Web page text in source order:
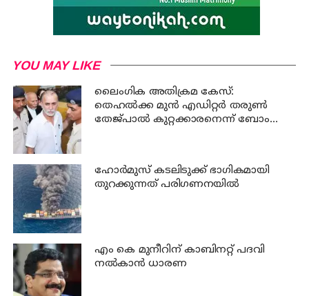
YOU MAY LIKE
ലൈംഗിക അതിക്രമ കേസ്:
തെഹൽക്ക മുൻ എഡിറ്റർ തരുൺ
തേജ്പാൽ കുറ്റക്കാരനെന്ന് ബോംബെ
ഹോര്‍മുസ് കടലിടുക്ക് ഭാഗികമായി
തുറക്കുന്നത് പരിഗണനയില്‍
എം കെ മുനീറിന് കാബിനറ്റ് പദവി
നല്‍കാന്‍ ധാരണ